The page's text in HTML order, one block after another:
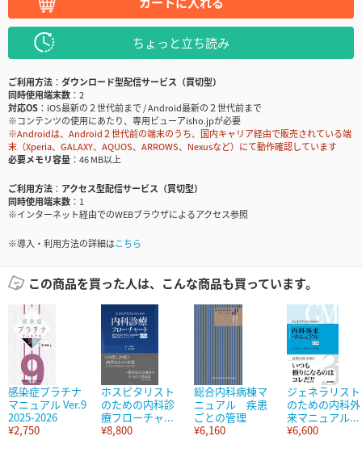
ちょっと立ち読み
ご利用方法
ダウンロード型配信サービス（買切型）
同時使用端末数
2
対応OS
iOS最新の２世代前まで / Android最新の２世代前まで
※コンテンツの使用にあたり、専用ビューアisho.jpが必要
※Androidは、Android２世代前の端末のうち、国内キャリア経由で販売されている端
末（Xperia、GALAXY、AQUOS、ARROWS、Nexusなど）にて動作確認しています
必要メモリ容量
46 MB以上
ご利用方法
アクセス型配信サービス（買切型）
同時使用端末数
1
※インターネット経由でのWEBブラウザによるアクセス参照
※導入・利用方法の詳細はこちら
この商品を買った人は、こんな商品も買っています。
感染症プラチナ
マニュアル Ver.9
2025-2026
¥2,750
ホスピタリスト
のための内科診
療フローチャ...
¥8,800
総合内科病棟マ
ニュアル 疾患
ごとの管理
¥6,160
ジェネラリスト
のための内科外
来マニュアル...
¥6,600